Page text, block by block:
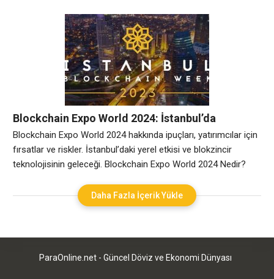
için önemli bir adımdır. Bu strateji belirlenirken yatırımcının
hedefleri, risk toleransı, likidite durumu gibi faktörler göz
önünde bulundurulmalıdır. Yatırımcılar, kısa vadeli kazanç elde
Blockchain Expo World 2024: İstanbul’da
Blokzincir ve Kripto Paranın Geleceği
Blockchain Expo World 2024 hakkında ipuçları, yatırımcılar için
fırsatlar ve riskler. İstanbul’daki yerel etkisi ve blokzincir
teknolojisinin geleceği. Blockchain Expo World 2024 Nedir?
paraların geleceği hakkında dünyanın dört bir yanından
uzmanları bir araya getiren prestijli bir etkinliktir. Bu etkinlikte,
yaygınlaşması ve
Daha Fazla İçerik Yükle
ParaOnline.net - Güncel Döviz ve Ekonomi Dünyası